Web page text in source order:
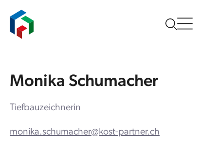
Monika Schumacher
Tiefbauzeichnerin
monika.schumacher@kost-partner.ch